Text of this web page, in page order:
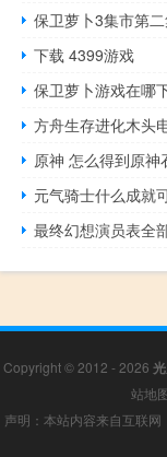
保卫萝卜3集市第
下载 4399游戏
保卫萝卜游戏在哪
方舟生存进化木头
原神 怎么得到原神
元气骑士什么成就
最终幻想演员表全
Copyright © 2012 - 2026
站地
声明：本站内容来自互联